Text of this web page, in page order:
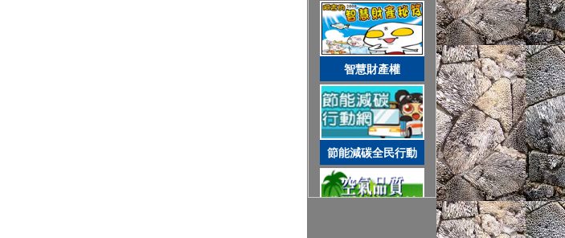
空氣品質監測站
圓夢助學網
遊戲軟體分級制
資訊服務入口
智慧財產權
節能減碳全民行動